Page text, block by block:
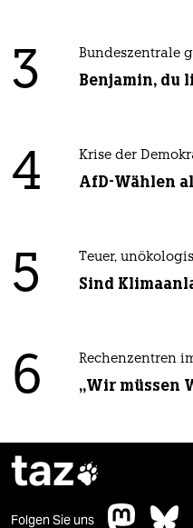
3 Bundeszentrale
Benjamin, du
4 Krise der
AfD-Wählen
5 Teuer,
Sind
6 Rechenzentren
„Wir müssen
taz
Folgen Sie uns